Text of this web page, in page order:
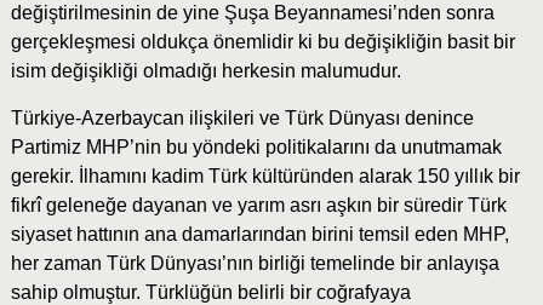
değiştirilmesinin de yine Şuşa Beyannamesi’nden sonra
gerçekleşmesi oldukça önemlidir ki bu değişikliğin basit bir
isim değişikliği olmadığı herkesin malumudur.
Türkiye-Azerbaycan ilişkileri ve Türk Dünyası denince
Partimiz MHP’nin bu yöndeki politikalarını da unutmamak
gerekir. İlhamını kadim Türk kültüründen alarak 150 yıllık bir
fikrî geleneğe dayanan ve yarım asrı aşkın bir süredir Türk
siyaset hattının ana damarlarından birini temsil eden MHP,
her zaman Türk Dünyası’nın birliği temelinde bir anlayışa
sahip olmuştur. Türklüğün belirli bir coğrafyaya